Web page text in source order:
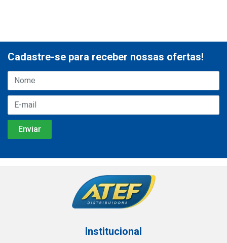
Cadastre-se para receber nossas ofertas!
Institucional